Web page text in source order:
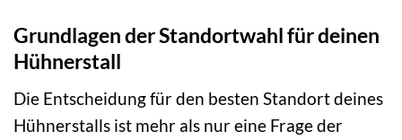
Grundlagen der Standortwahl für deinen
Hühnerstall
Die Entscheidung für den besten Standort deines
Hühnerstalls ist mehr als nur eine Frage der